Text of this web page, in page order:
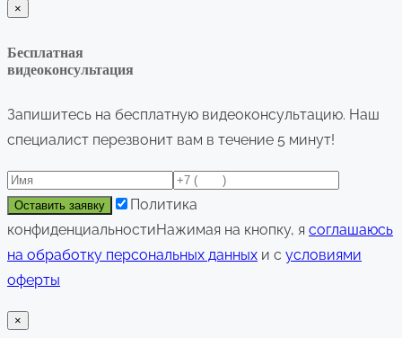
×
Бесплатная
видеоконсультация
Запишитесь на бесплатную видеоконсультацию. Наш
специалист перезвонит вам в течение 5 минут!
Политика
конфиденциальностиНажимая на кнопку, я соглашаюсь
на обработку персональных данных и с условиями
оферты
×